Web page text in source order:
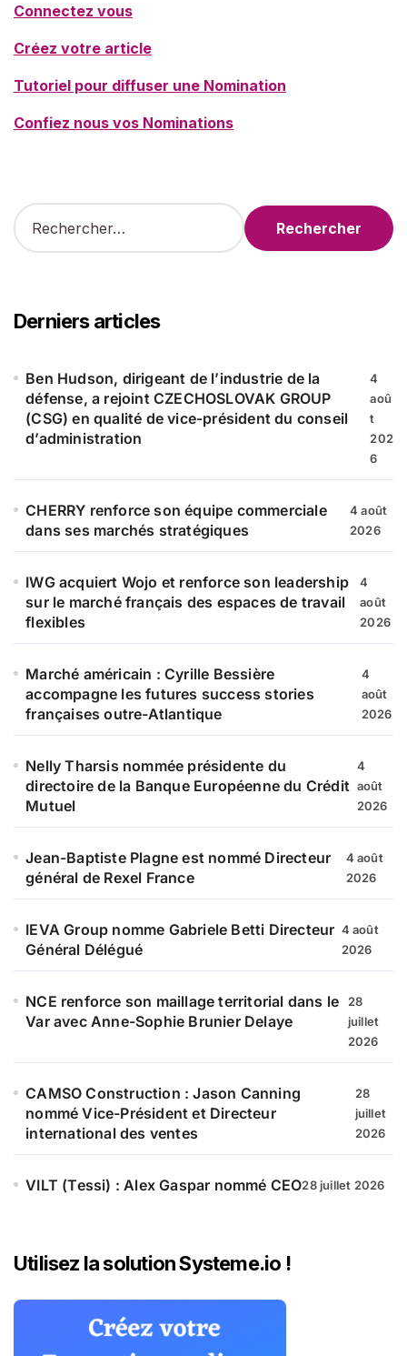
Connectez vous
Créez votre article
Tutoriel pour diffuser une Nomination
Confiez nous vos Nominations
R
e
r
c
e
Derniers articles
Ben Hudson, dirigeant de l’industrie de la
défense, a rejoint CZECHOSLOVAK GROUP
(CSG) en qualité de vice-président du conseil
d’administration
4
aoû
t
202
6
CHERRY renforce son équipe commerciale
dans ses marchés stratégiques
4 août
2026
IWG acquiert Wojo et renforce son leadership
sur le marché français des espaces de travail
flexibles
4
août
2026
Marché américain : Cyrille Bessière
accompagne les futures success stories
françaises outre-Atlantique
4
août
2026
Nelly Tharsis nommée présidente du
directoire de la Banque Européenne du Crédit
Mutuel
4
août
2026
Jean-Baptiste Plagne est nommé Directeur
général de Rexel France
4 août
2026
IEVA Group nomme Gabriele Betti Directeur
Général Délégué
4 août
2026
NCE renforce son maillage territorial dans le
Var avec Anne-Sophie Brunier Delaye
28
juillet
2026
CAMSO Construction : Jason Canning
nommé Vice-Président et Directeur
international des ventes
28
juillet
2026
VILT (Tessi) : Alex Gaspar nommé CEO28 juillet 2026
Utilisez la solution Systeme.io !